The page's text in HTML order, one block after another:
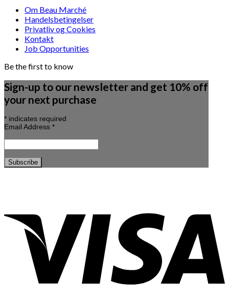
Om Beau Marché
Handelsbetingelser
Privatliv og Cookies
Kontakt
Job Opportunities
Be the first to know
Sign-up to our newsletter and get 10% off
your next purchase
* indicates required
Email Address *